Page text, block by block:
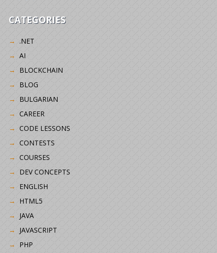
CATEGORIES
.NET
AI
BLOCKCHAIN
BLOG
BULGARIAN
CAREER
CODE LESSONS
CONTESTS
COURSES
DEV CONCEPTS
ENGLISH
HTML5
JAVA
JAVASCRIPT
PHP